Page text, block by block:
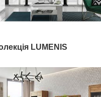
LUMENIS